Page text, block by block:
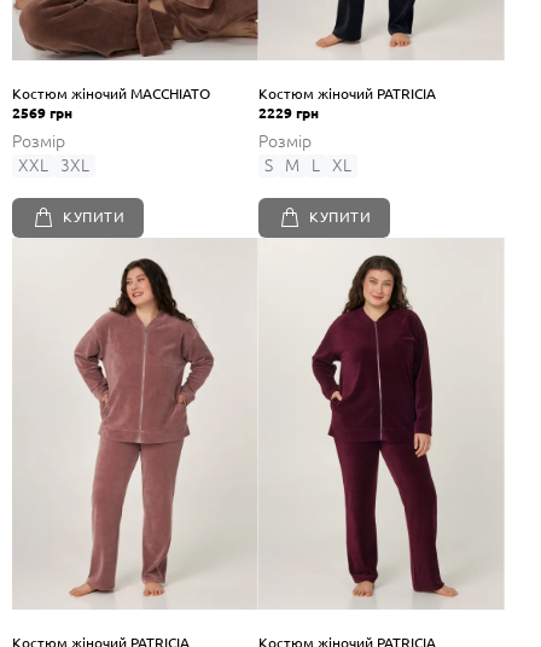
Костюм жіночий MACCHIATO
2569 грн
Розмір
XXL
3XL
КУПИТИ
Костюм жіночий PATRICIA
2229 грн
Розмір
S
M L XL
КУПИТИ
Костюм жіночий PATRICIA
Костюм жіночий PATRICIA